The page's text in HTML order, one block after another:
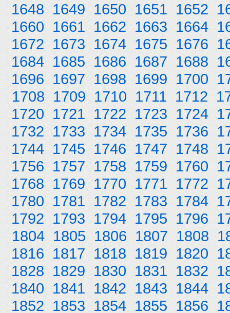
1648 1649 1650 1651 1652
1660 1661 1662 1663 1664
1672 1673 1674 1675 1676
1684 1685 1686 1687 1688
1696 1697 1698 1699 1700
1708 1709 1710 1711 1712
1720 1721 1722 1723 1724
1732 1733 1734 1735 1736
1744 1745 1746 1747 1748
1756 1757 1758 1759 1760
1768 1769 1770 1771 1772
1780 1781 1782 1783 1784
1792 1793 1794 1795 1796
1804 1805 1806 1807 1808
1816 1817 1818 1819 1820
1828 1829 1830 1831 1832
1840 1841 1842 1843 1844
1852 1853 1854 1855 1856